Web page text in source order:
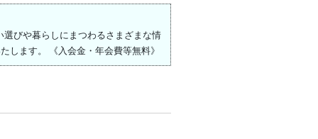
選びや暮らしにまつわるさまざまな情
します。 《入会金・年会費等無料》